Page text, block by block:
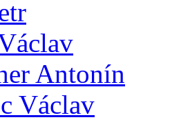
Antonín
Václav